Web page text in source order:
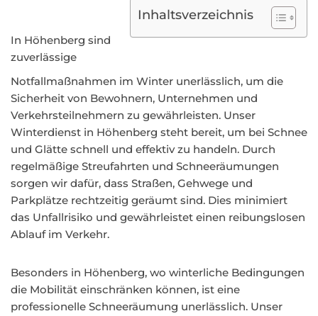
Inhaltsverzeichnis
In Höhenberg sind
zuverlässige
Notfallmaßnahmen im Winter unerlässlich, um die
Sicherheit von Bewohnern, Unternehmen und
Verkehrsteilnehmern zu gewährleisten. Unser
Winterdienst in Höhenberg steht bereit, um bei Schnee
und Glätte schnell und effektiv zu handeln. Durch
regelmäßige Streufahrten und Schneeräumungen
sorgen wir dafür, dass Straßen, Gehwege und
Parkplätze rechtzeitig geräumt sind. Dies minimiert
das Unfallrisiko und gewährleistet einen reibungslosen
Ablauf im Verkehr.
Besonders in Höhenberg, wo winterliche Bedingungen
die Mobilität einschränken können, ist eine
professionelle Schneeräumung unerlässlich. Unser